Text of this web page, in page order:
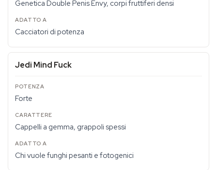
Genetica Double Penis Envy, corpi fruttiferi densi
Cacciatori di potenza
Jedi Mind Fuck
Forte
Cappelli a gemma, grappoli spessi
Chi vuole funghi pesanti e fotogenici